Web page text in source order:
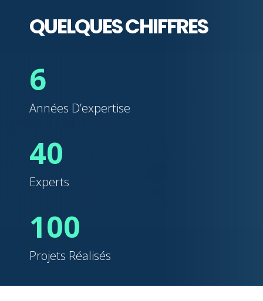
QUELQUES CHIFFRES
6
Années D’expertise
40
Experts
100
Projets Réalisés